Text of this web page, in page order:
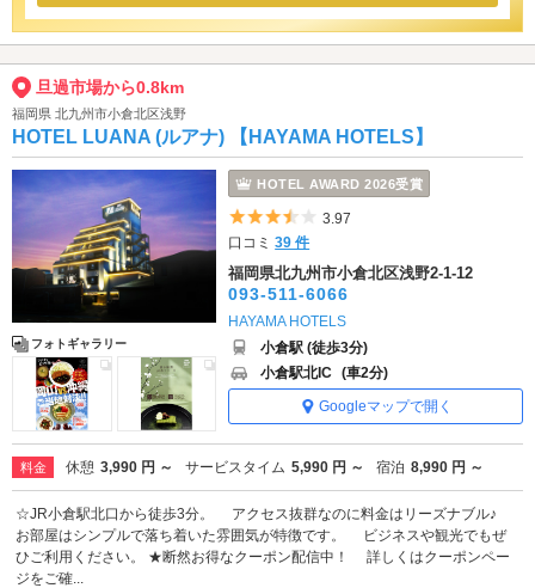
旦過市場から0.8km
福岡県 北九州市小倉北区浅野
HOTEL LUANA (ルアナ) 【HAYAMA HOTELS】
フォトギャラリー
HOTEL AWARD 2026受賞
5つ星のうち3.5
3.97
口コミ39 件
福岡県北九州市小倉北区浅野2-1-12
093-511-6066
HAYAMA HOTELS
小倉駅 (徒歩3分)
小倉駅北IC (車2分)
Googleマップで開く
料金 休憩 3,990 円 ～ サービスタイム 5,990 円 ～ 宿泊 8,990 円 ～
☆JR小倉駅北口から徒歩3分。 アクセス抜群なのに料金はリーズナブル♪
お部屋はシンプルで落ち着いた雰囲気が特徴です。 ビジネスや観光でもぜ
ひご利用ください。 ★断然お得なクーポン配信中！ 詳しくはクーポンペー
ジをご確...